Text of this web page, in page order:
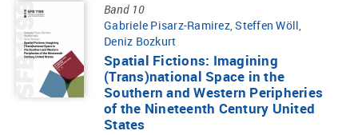
Band 10
Gabriele Pisarz-Ramirez,Steffen Wöll
Deniz Bozkurt
Spatial Fictions: Imagining
(Trans)national Space in the
Southern and Western Peripheries
of the Nineteenth Century United
States